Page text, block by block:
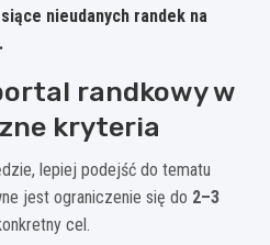
nieudanych randek na
randkowy w
kryteria
lepiej podejść do tematu
jest ograniczenie się do 2–3
cel.